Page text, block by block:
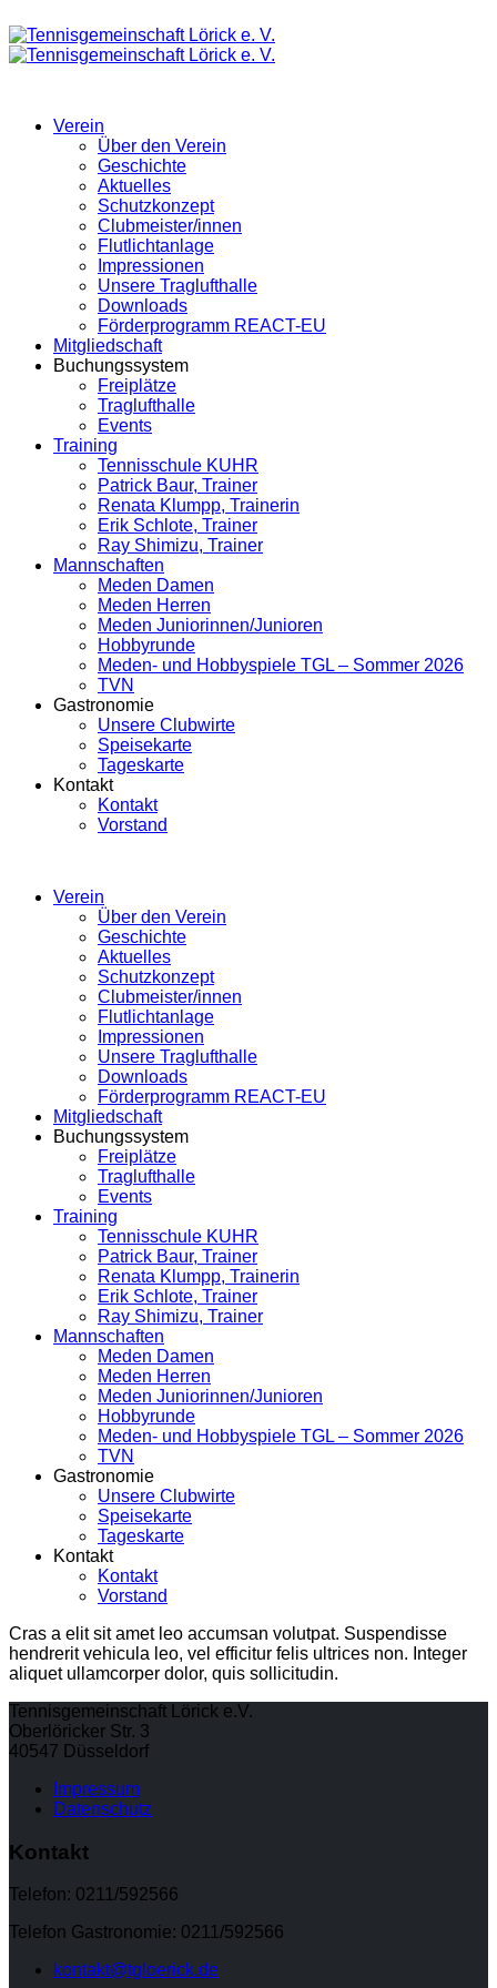
Verein
Über den Verein
Geschichte
Aktuelles
Schutzkonzept
Clubmeister/innen
Flutlichtanlage
Impressionen
Unsere Traglufthalle
Downloads
Förderprogramm REACT-EU
Mitgliedschaft
Buchungssystem
Freiplätze
Traglufthalle
Events
Training
Tennisschule KUHR
Patrick Baur, Trainer
Renata Klumpp, Trainerin
Erik Schlote, Trainer
Ray Shimizu, Trainer
Mannschaften
Meden Damen
Meden Herren
Meden Juniorinnen/Junioren
Hobbyrunde
Meden- und Hobbyspiele TGL – Sommer 2026
TVN
Gastronomie
Unsere Clubwirte
Speisekarte
Tageskarte
Kontakt
Kontakt
Vorstand
Verein
Über den Verein
Geschichte
Aktuelles
Schutzkonzept
Clubmeister/innen
Flutlichtanlage
Impressionen
Unsere Traglufthalle
Downloads
Förderprogramm REACT-EU
Mitgliedschaft
Buchungssystem
Freiplätze
Traglufthalle
Events
Training
Tennisschule KUHR
Patrick Baur, Trainer
Renata Klumpp, Trainerin
Erik Schlote, Trainer
Ray Shimizu, Trainer
Mannschaften
Meden Damen
Meden Herren
Meden Juniorinnen/Junioren
Hobbyrunde
Meden- und Hobbyspiele TGL – Sommer 2026
TVN
Gastronomie
Unsere Clubwirte
Speisekarte
Tageskarte
Kontakt
Kontakt
Vorstand
Cras a elit sit amet leo accumsan volutpat. Suspendisse
hendrerit vehicula leo, vel efficitur felis ultrices non. Integer
aliquet ullamcorper dolor, quis sollicitudin.
Tennisgemeinschaft Lörick e.V.
Oberlöricker Str. 3
40547 Düsseldorf
Impressum
Datenschutz
Kontakt
Telefon: 0211/592566
Telefon Gastronomie: 0211/592566
kontakt@tgloerick.de